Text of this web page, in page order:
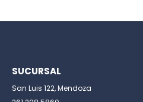
SUCURSAL
San Luis 122, Mendoza